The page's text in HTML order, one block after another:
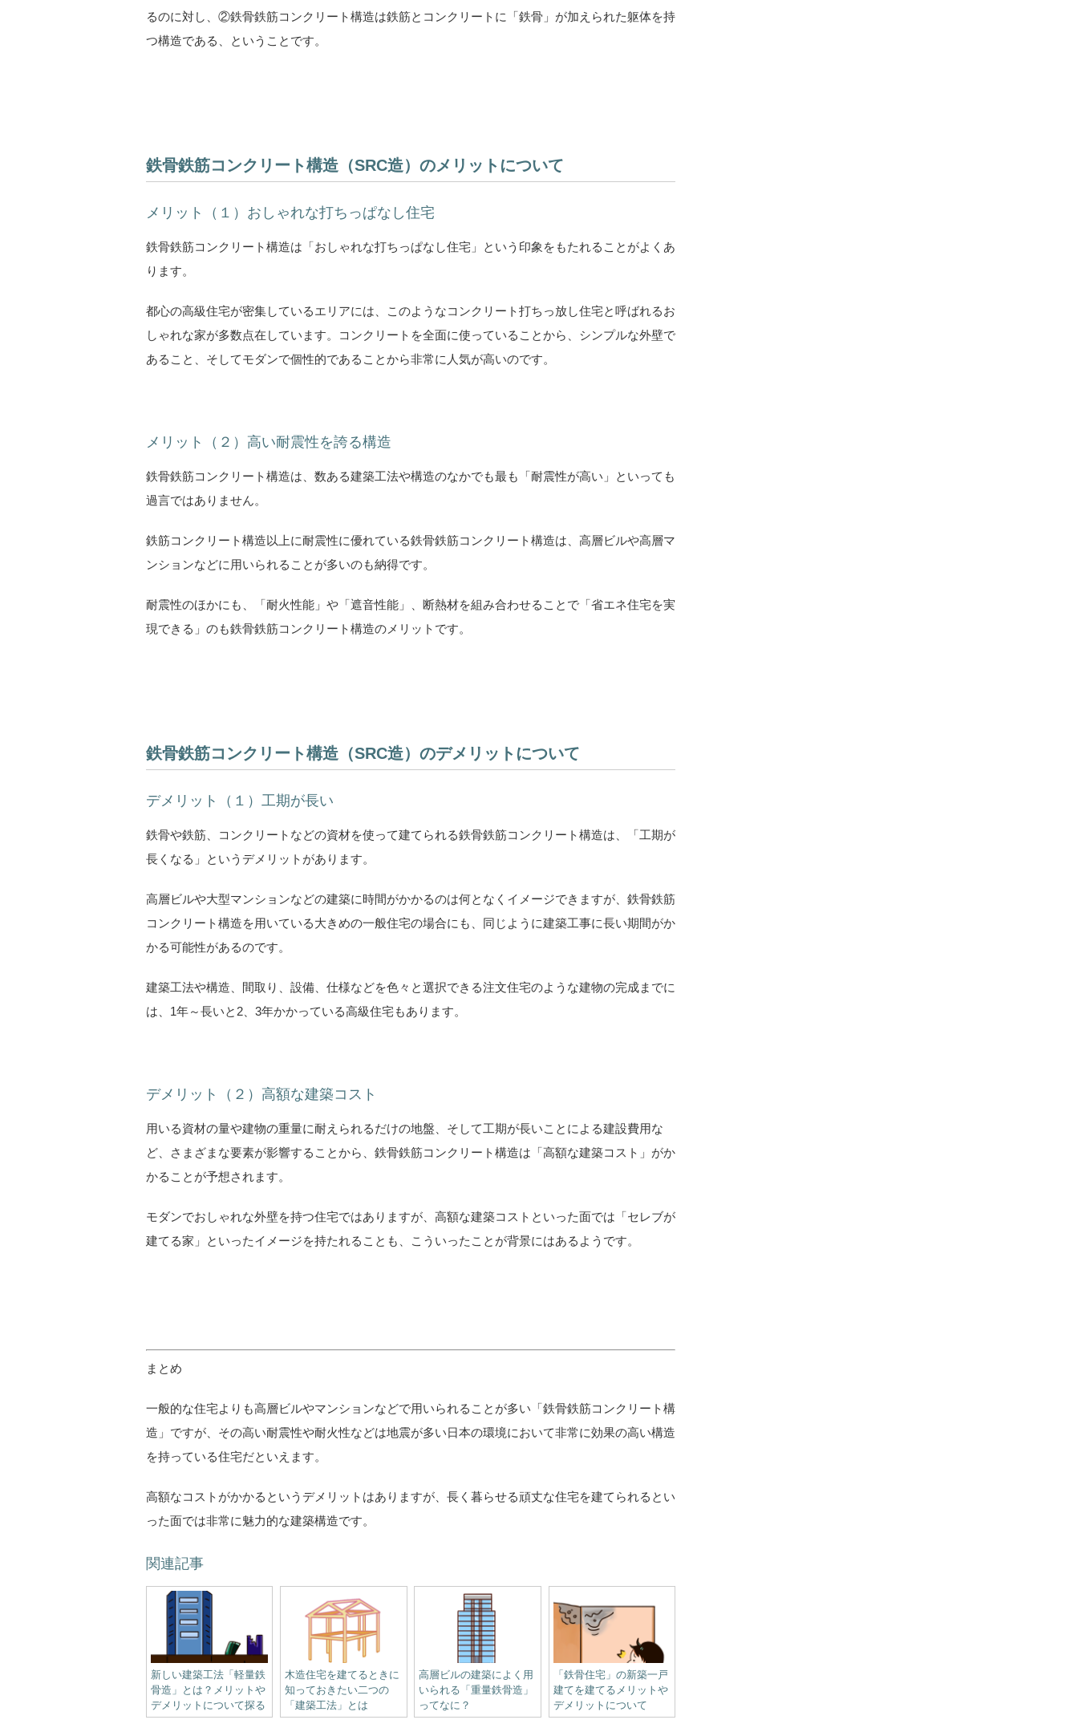
るのに対し、②鉄骨鉄筋コンクリート構造は鉄筋とコンクリートに「鉄骨」が加えられた躯体を持
つ構造である、ということです。
鉄骨鉄筋コンクリート構造（SRC造）のメリットについて
メリット（１）おしゃれな打ちっぱなし住宅
鉄骨鉄筋コンクリート構造は「おしゃれな打ちっぱなし住宅」という印象をもたれることがよくあ
ります。
都心の高級住宅が密集しているエリアには、このようなコンクリート打ちっ放し住宅と呼ばれるお
しゃれな家が多数点在しています。コンクリートを全面に使っていることから、シンプルな外壁で
あること、そしてモダンで個性的であることから非常に人気が高いのです。
メリット（２）高い耐震性を誇る構造
鉄骨鉄筋コンクリート構造は、数ある建築工法や構造のなかでも最も「耐震性が高い」といっても
過言ではありません。
鉄筋コンクリート構造以上に耐震性に優れている鉄骨鉄筋コンクリート構造は、高層ビルや高層マ
ンションなどに用いられることが多いのも納得です。
耐震性のほかにも、「耐火性能」や「遮音性能」、断熱材を組み合わせることで「省エネ住宅を実
現できる」のも鉄骨鉄筋コンクリート構造のメリットです。
鉄骨鉄筋コンクリート構造（SRC造）のデメリットについて
デメリット（１）工期が長い
鉄骨や鉄筋、コンクリートなどの資材を使って建てられる鉄骨鉄筋コンクリート構造は、「工期が
長くなる」というデメリットがあります。
高層ビルや大型マンションなどの建築に時間がかかるのは何となくイメージできますが、鉄骨鉄筋
コンクリート構造を用いている大きめの一般住宅の場合にも、同じように建築工事に長い期間がか
かる可能性があるのです。
建築工法や構造、間取り、設備、仕様などを色々と選択できる注文住宅のような建物の完成までに
は、1年～長いと2、3年かかっている高級住宅もあります。
デメリット（２）高額な建築コスト
用いる資材の量や建物の重量に耐えられるだけの地盤、そして工期が長いことによる建設費用な
ど、さまざまな要素が影響することから、鉄骨鉄筋コンクリート構造は「高額な建築コスト」がか
かることが予想されます。
モダンでおしゃれな外壁を持つ住宅ではありますが、高額な建築コストといった面では「セレブが
建てる家」といったイメージを持たれることも、こういったことが背景にはあるようです。
まとめ
一般的な住宅よりも高層ビルやマンションなどで用いられることが多い「鉄骨鉄筋コンクリート構
造」ですが、その高い耐震性や耐火性などは地震が多い日本の環境において非常に効果の高い構造
を持っている住宅だといえます。
高額なコストがかかるというデメリットはありますが、長く暮らせる頑丈な住宅を建てられるとい
った面では非常に魅力的な建築構造です。
関連記事
新しい建築工法「軽量鉄
骨造」とは？メリットや
デメリットについて探る
木造住宅を建てるときに
知っておきたい二つの
「建築工法」とは
高層ビルの建築によく用
いられる「重量鉄骨造」
ってなに？
「鉄骨住宅」の新築一戸
建てを建てるメリットや
デメリットについて